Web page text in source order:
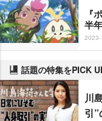
『
半
2023-
話題の特集をPICK
川
引